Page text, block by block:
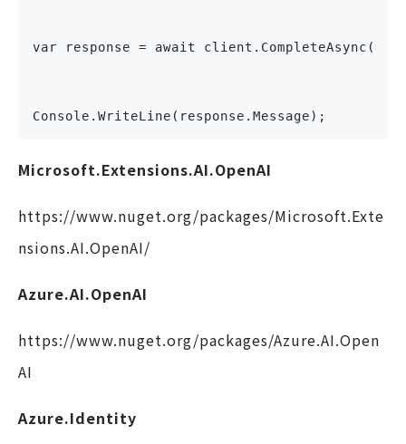
var response = await
Console.WriteLine(response.Message);
Microsoft.Extensions.AI.OpenAI
https://www.nuget.org/packages/Microsoft.Exte
nsions.AI.OpenAI/
Azure.AI.OpenAI
https://www.nuget.org/packages/Azure.AI.Open
AI
Azure.Identity